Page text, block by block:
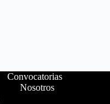
Convocatorias
Nosotros